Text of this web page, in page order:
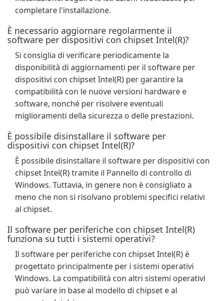
completare l'installazione.
È necessario aggiornare regolarmente il
software per dispositivi con chipset Intel(R)?
Si consiglia di verificare periodicamente la
disponibilità di aggiornamenti per il software per
dispositivi con chipset Intel(R) per garantire la
compatibilità con le nuove versioni hardware e
software, nonché per risolvere eventuali
miglioramenti della sicurezza o delle prestazioni.
È possibile disinstallare il software per
dispositivi con chipset Intel(R)?
È possibile disinstallare il software per dispositivi con
chipset Intel(R) tramite il Pannello di controllo di
Windows. Tuttavia, in genere non è consigliato a
meno che non si risolvano problemi specifici relativi
al chipset.
Il software per periferiche con chipset Intel(R)
funziona su tutti i sistemi operativi?
Il software per periferiche con chipset Intel(R) è
progettato principalmente per i sistemi operativi
Windows. La compatibilità con altri sistemi operativi
può variare in base al modello di chipset e al